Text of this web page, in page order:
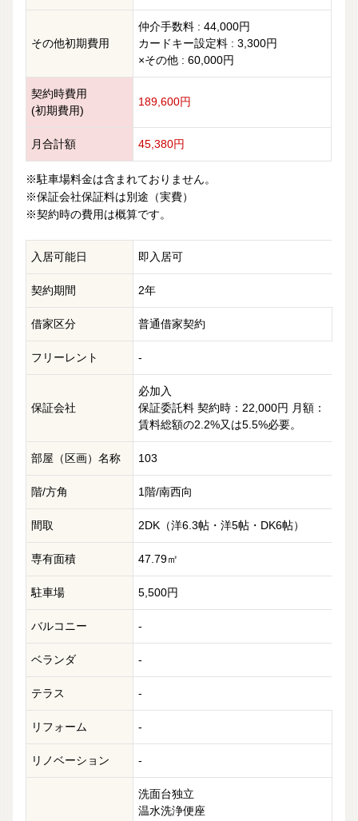
その他初期費用
仲介手数料 : 44,000円
カードキー設定料 : 3,300円
×その他 : 60,000円
契約時費用
(初期費用)
189,600円
月合計額 45,380円
※駐車場料金は含まれておりません。
※保証会社保証料は別途（実費）
※契約時の費用は概算です。
入居可能日 即入居可
契約期間 2年
借家区分 普通借家契約
フリーレント -
保証会社
必加入
保証委託料 契約時：22,000円 月額：
賃料総額の2.2%又は5.5%必要。
部屋（区画）名称 103
階/方角 1階/南西向
間取 2DK（洋6.3帖・洋5帖・DK6帖）
専有面積 47.79㎡
駐車場 5,500円
バルコニー -
ベランダ -
テラス -
リフォーム -
リノベーション -
洗面台独立
温水洗浄便座